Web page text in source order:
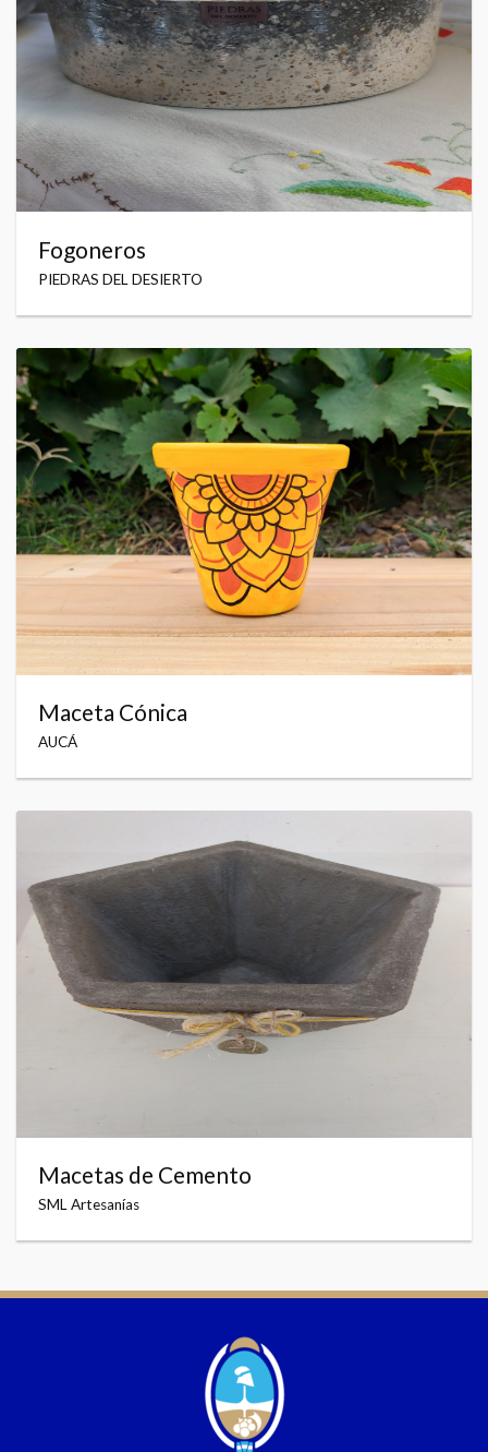
Fogoneros
PIEDRAS DEL DESIERTO
Maceta Cónica
AUCÁ
Macetas de Cemento
SML Artesanías